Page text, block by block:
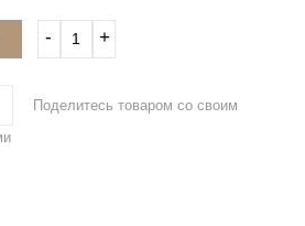
‐ +
Поделитесь товаром со своим